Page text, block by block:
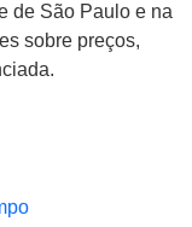
de São Paulo e na
sobre preços,